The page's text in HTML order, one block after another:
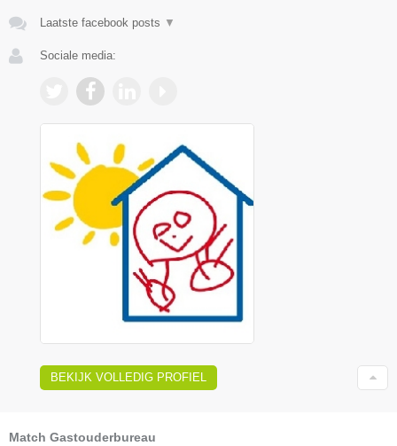
Laatste facebook posts ▼
Sociale media:
BEKIJK VOLLEDIG PROFIEL
Match Gastouderbureau